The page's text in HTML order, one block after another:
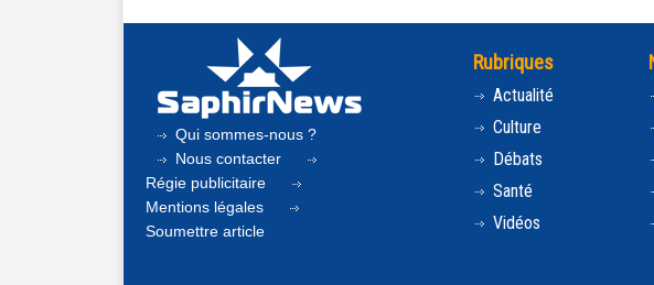
Qui sommes-nous ?
Nous contacter
Régie publicitaire
Mentions légales
Soumettre article
Rubriques
Actualité
Culture
Débats
Santé
Vidéos